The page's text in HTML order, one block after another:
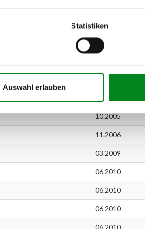
Statistiken
Auswahl erlauben
08.2005
08.2005
10.2005
11.2006
03.2009
06.2010
06.2010
06.2010
06.2010